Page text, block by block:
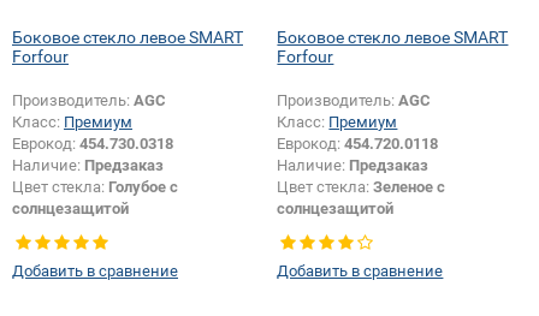
Боковое стекло левое SMART
Forfour
Производитель: AGC
Класс: Премиум
Еврокод: 454.730.0318
Наличие: Предзаказ
Цвет стекла: Голубое с
солнцезащитой
Тип стекла:Боковое стекло левое
Добавить в сравнение
Боковое стекло левое SMART
Forfour
Производитель:AGC
Класс: Премиум
Еврокод:454.720.0118
Наличие: Предзаказ
Цвет стекла:Зеленое с
солнцезащитой
Тип стекла:Боковое стекло левое
Добавить в сравнение